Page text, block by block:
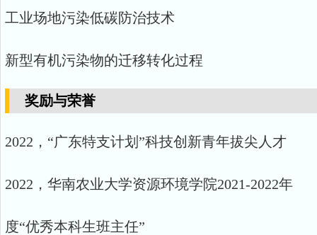
工业场地污染低碳防治技术
新型有机污染物的迁移转化过程
奖励与荣誉
2022，“广东特支计划”科技创新青年拔尖人才
2022，华南农业大学资源环境学院2021-2022年
度“优秀本科生班主任”